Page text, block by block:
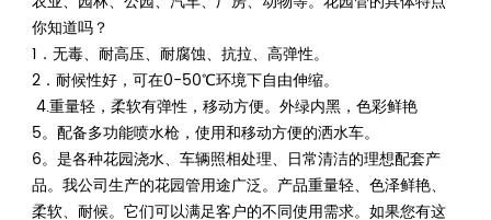
你知道吗？
1．无毒、耐高压、耐腐蚀、抗拉、高弹性。
2．耐候性好，可在0-50℃环境下自由伸缩。
4.重量轻，柔软有弹性，移动方便。外绿内黑，色彩鲜艳
5。配备多功能喷水枪，使用和移动方便的洒水车。
6。是各种花园浇水、车辆照相处理、日常清洁的理想配套产
品。我公司生产的花园管用途广泛。产品重量轻、色泽鲜艳、
柔软、耐候。它们可以满足客户的不同使用需求。如果您有这